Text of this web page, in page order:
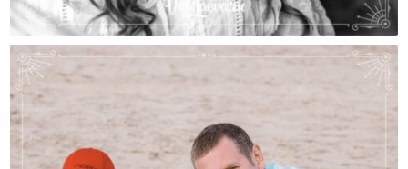
Мы Живем В Мире Потребления